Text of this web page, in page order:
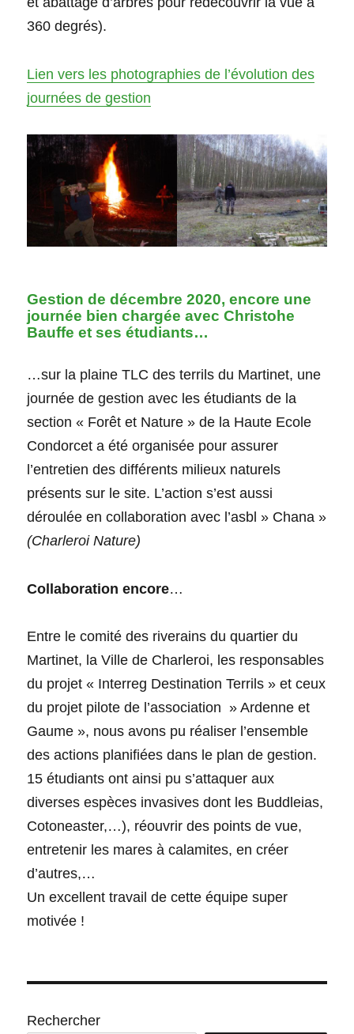
360 degrés).
Lien vers les photographies de l’évolution des
journées de gestion
Gestion de décembre 2020, encore une
journée bien chargée avec Christohe
Bauffe et ses étudiants…
…sur la plaine TLC des terrils du Martinet, une
journée de gestion avec les étudiants de la
section « Forêt et Nature » de la Haute Ecole
Condorcet a été organisée pour assurer
l’entretien des différents milieux naturels
présents sur le site. L’action s’est aussi
déroulée en collaboration avec l’asbl » Chana »
(Charleroi Nature)
Collaboration encore…
Entre le comité des riverains du quartier du
Martinet, la Ville de Charleroi, les responsables
du projet « Interreg Destination Terrils » et ceux
du projet pilote de l’association » Ardenne et
Gaume », nous avons pu réaliser l’ensemble
des actions planifiées dans le plan de gestion.
15 étudiants ont ainsi pu s’attaquer aux
diverses espèces invasives dont les Buddleias,
Cotoneaster,…), réouvrir des points de vue,
entretenir les mares à calamites, en créer
d’autres,…
Un excellent travail de cette équipe super
motivée !
Rechercher